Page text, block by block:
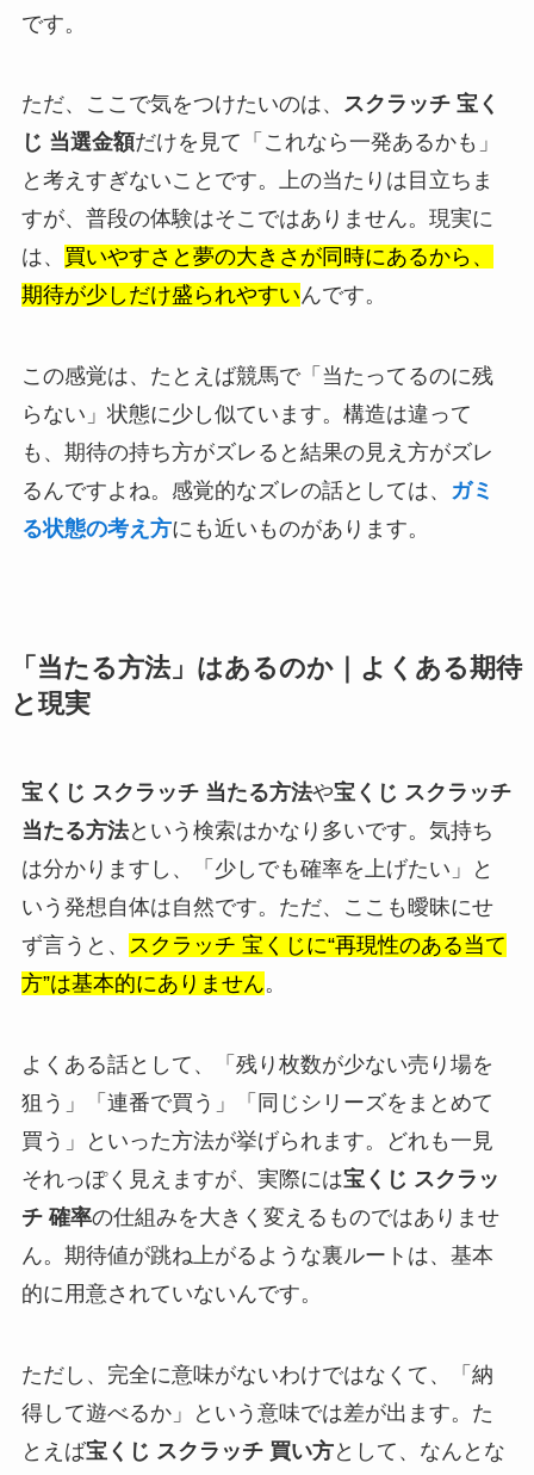
です。
ただ、ここで気をつけたいのは、 スクラッチ 宝く
じ 当選金額だけを見て「これなら一発あるかも」
と考えすぎないことです。上の当たりは目立ちま
すが、普段の体験はそこではありません。現実に
は、 買いやすさと夢の大きさが同時にあるから、
期待が少しだけ盛られやすいんです。
この感覚は、たとえば競馬で「当たってるのに残
らない」状態に少し似ています。構造は違って
も、期待の持ち方がズレると結果の見え方がズレ
るんですよね。感覚的なズレの話としては、
ガミ
る状態の考え方にも近いものがあります。
「当たる方法」はあるのか｜よくある期待
と現実
宝くじ スクラッチ 当たる方法や宝くじ スクラッチ
当たる方法という検索はかなり多いです。気持ち
は分かりますし、「少しでも確率を上げたい」と
いう発想自体は自然です。ただ、ここも曖昧にせ
ず言うと、 スクラッチ 宝くじに“再現性のある当て
方”は基本的にありません。
よくある話として、「残り枚数が少ない売り場を
狙う」「連番で買う」「同じシリーズをまとめて
買う」といった方法が挙げられます。どれも一見
それっぽく見えますが、実際には宝くじ スクラッ
チ 確率の仕組みを大きく変えるものではありませ
ん。期待値が跳ね上がるような裏ルートは、基本
的に用意されていないんです。
ただし、完全に意味がないわけではなくて、「納
得して遊べるか」という意味では差が出ます。た
とえば宝くじ スクラッチ 買い方として、なんとな